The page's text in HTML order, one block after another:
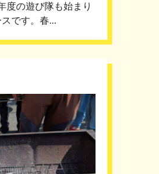
の遊び隊も始まり
です。春...